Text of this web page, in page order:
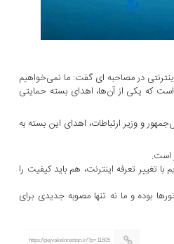
در مصاحبه ای گفت: ما نمی‌خواهیم
که یکی از آن‌ها، اهدای بسته حمایتی
و وزیر ارتباطات، اهدای این بسته به
است.
با تغییر تعرفه اینترنت، هم باید کیفیت را
بوده و ما نه تنها مصوبه جدیدی برای
https://pejvakelorestan.ir/?p=11605